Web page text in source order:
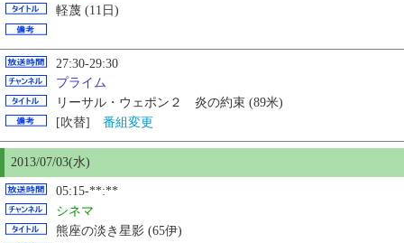
軽蔑 (11日)
27:30-29:30
プライム
リーサル・ウェポン２ 炎の約束 (89米)
[吹替] 番組変更
2013/07/03(水)
05:15-**:**
シネマ
熊座の淡き星影 (65伊)